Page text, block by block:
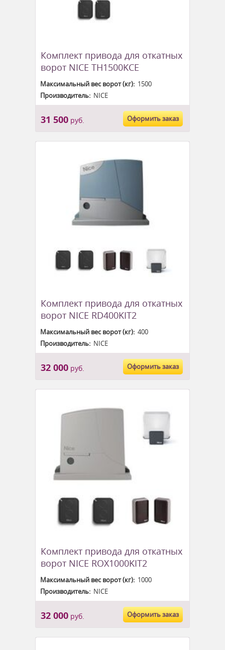
Комплект привода для откатных
ворот NICE TH1500KCE
Максимальный вес ворот (кг):1500
Производитель:NICE
31 500руб. Оформить заказ
Комплект привода для откатных
ворот NICE RD400KIT2
Максимальный вес ворот (кг):400
Производитель:NICE
32 000руб. Оформить заказ
Комплект привода для откатных
ворот NICE ROX1000KIT2
Максимальный вес ворот (кг):1000
Производитель:NICE
32 000руб. Оформить заказ